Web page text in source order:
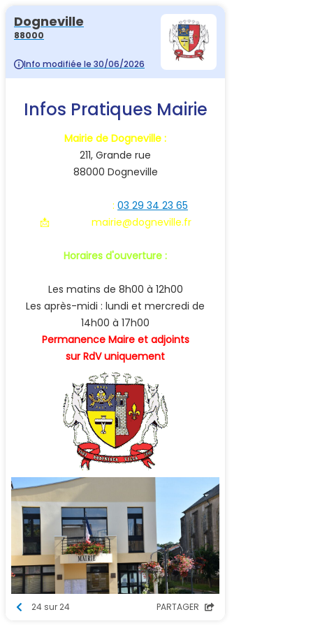
Dogneville
88000
Info modifiée le 30/06/2026
Infos Pratiques Mairie
Mairie de Dogneville :
211, Grande rue
88000 Dogneville
: 03 29 34 23 65
📩
mairie@dogneville.fr
Horaires d'ouverture :
Les matins de 8h00 à 12h00
Les après-midi : lundi et mercredi de
14h00 à 17h00
Permanence Maire et adjoints
sur RdV uniquement
24 sur 24 PARTAGER